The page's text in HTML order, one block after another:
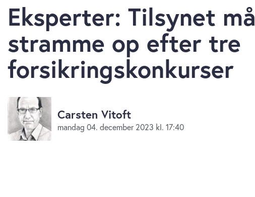
Eksperter: Tilsynet må
stramme op efter tre
forsikringskonkurser
Carsten Vitoft
mandag 04. december 2023 kl. 17:40